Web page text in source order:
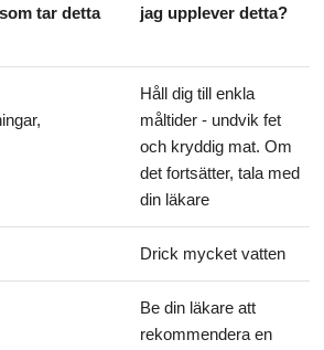
tar detta
jag upplever detta?
Håll dig till enkla
måltider - undvik fet
och kryddig mat. Om
det fortsätter, tala med
din läkare
Drick mycket vatten
Be din läkare att
rekommendera en